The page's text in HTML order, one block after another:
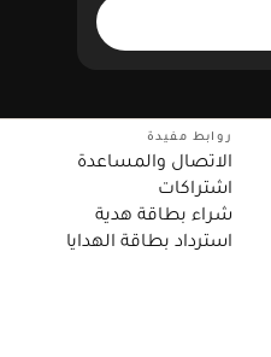
روابط مفيدة
الاتصال والمساعدة
اشتراكات
شراء بطاقة هدية
استرداد بطاقة الهدايا